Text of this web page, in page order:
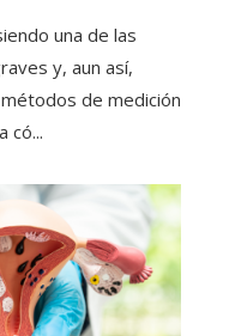
una de las
y, aun así,
de medición
có...